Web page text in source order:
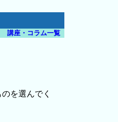
講座・コラム一覧
を選んでく